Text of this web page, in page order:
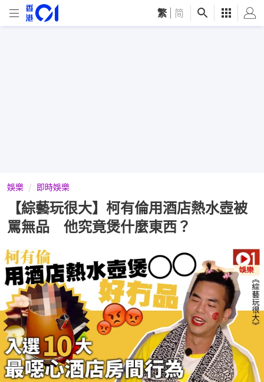
繁 简
娛樂 即時娛樂
【綜藝玩很大】柯有倫用酒店熱水壺被
罵無品 他究竟煲什麼東西？